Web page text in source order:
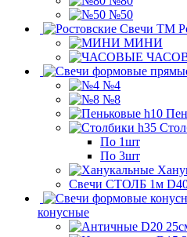
№50
МИНИ
№4
№8
По 1шт
По 3шт
Свечи СТОЛБ 1м
конусные